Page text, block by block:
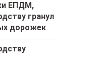
ЕПДМ,
гранул
дорожек